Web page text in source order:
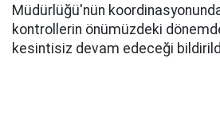
Müdürlüğü'nün
kontrollerin önümüzdeki
kesintisiz devam edeceği